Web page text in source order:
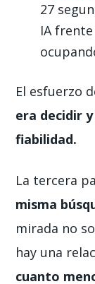
27
IA
El esfuerzo
era decidir
fiabilidad.
La tercera
misma
mirada no
hay una
cuanto